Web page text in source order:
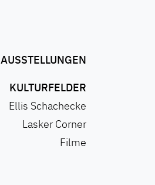
AUSSTELLUNGEN
KULTURFELDER
Ellis Schachecke
Lasker Corner
Filme